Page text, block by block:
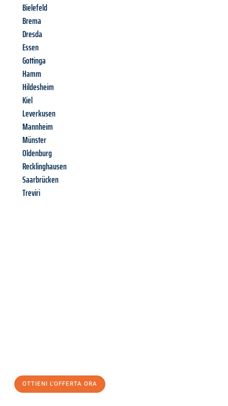
Bielefeld
Brema
Dresda
Essen
Gottinga
Hamm
Hildesheim
Kiel
Leverkusen
Mannheim
Münster
Oldenburg
Recklinghausen
Saarbrücken
Treviri
OTTIENI L'OFFERTA ORA